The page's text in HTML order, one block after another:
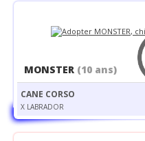
MONSTER (10 ans)
CANE CORSO
X LABRADOR